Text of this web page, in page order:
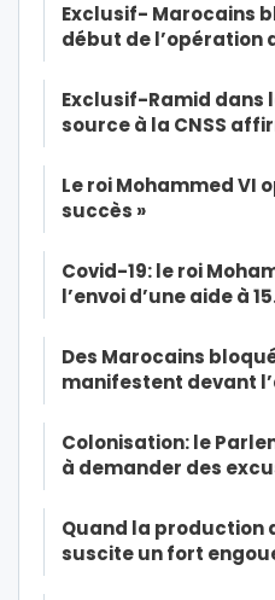
Exclusif- Marocains
début de l’opération
Exclusif-Ramid dans
source à la CNSS
Le roi Mohammed VI
succès »
Covid-19: le roi
l’envoi d’une aide à
Des Marocains
manifestent devant
Colonisation: le
à demander des
Quand la production
suscite un fort